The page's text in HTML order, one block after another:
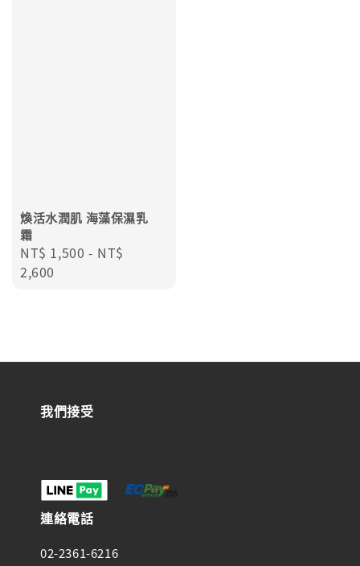
煥活水潤肌 海藻保濕乳
霜
Regular
price
NT$ 1,500 - NT$
2,600
我們接受
連絡電話
02-2361-6216